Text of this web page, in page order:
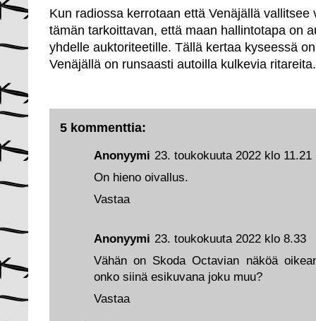
Kun radiossa kerrotaan että Venäjällä
tämän tarkoittavan, että maan hallintotapa on
yhdelle auktoriteetille. Tällä kertaa kyseessä
Venäjällä on runsaasti autoilla kulkevia
5 kommenttia:
Anonyymi 23. toukokuuta 2022 klo 8.33
Vähän on Skoda Octavian näköä
onko siinä esikuvana joku muu?
Vastaa
Anonyymi 23. toukokuuta 2022 klo 11.21
On hieno oivallus.
Vastaa